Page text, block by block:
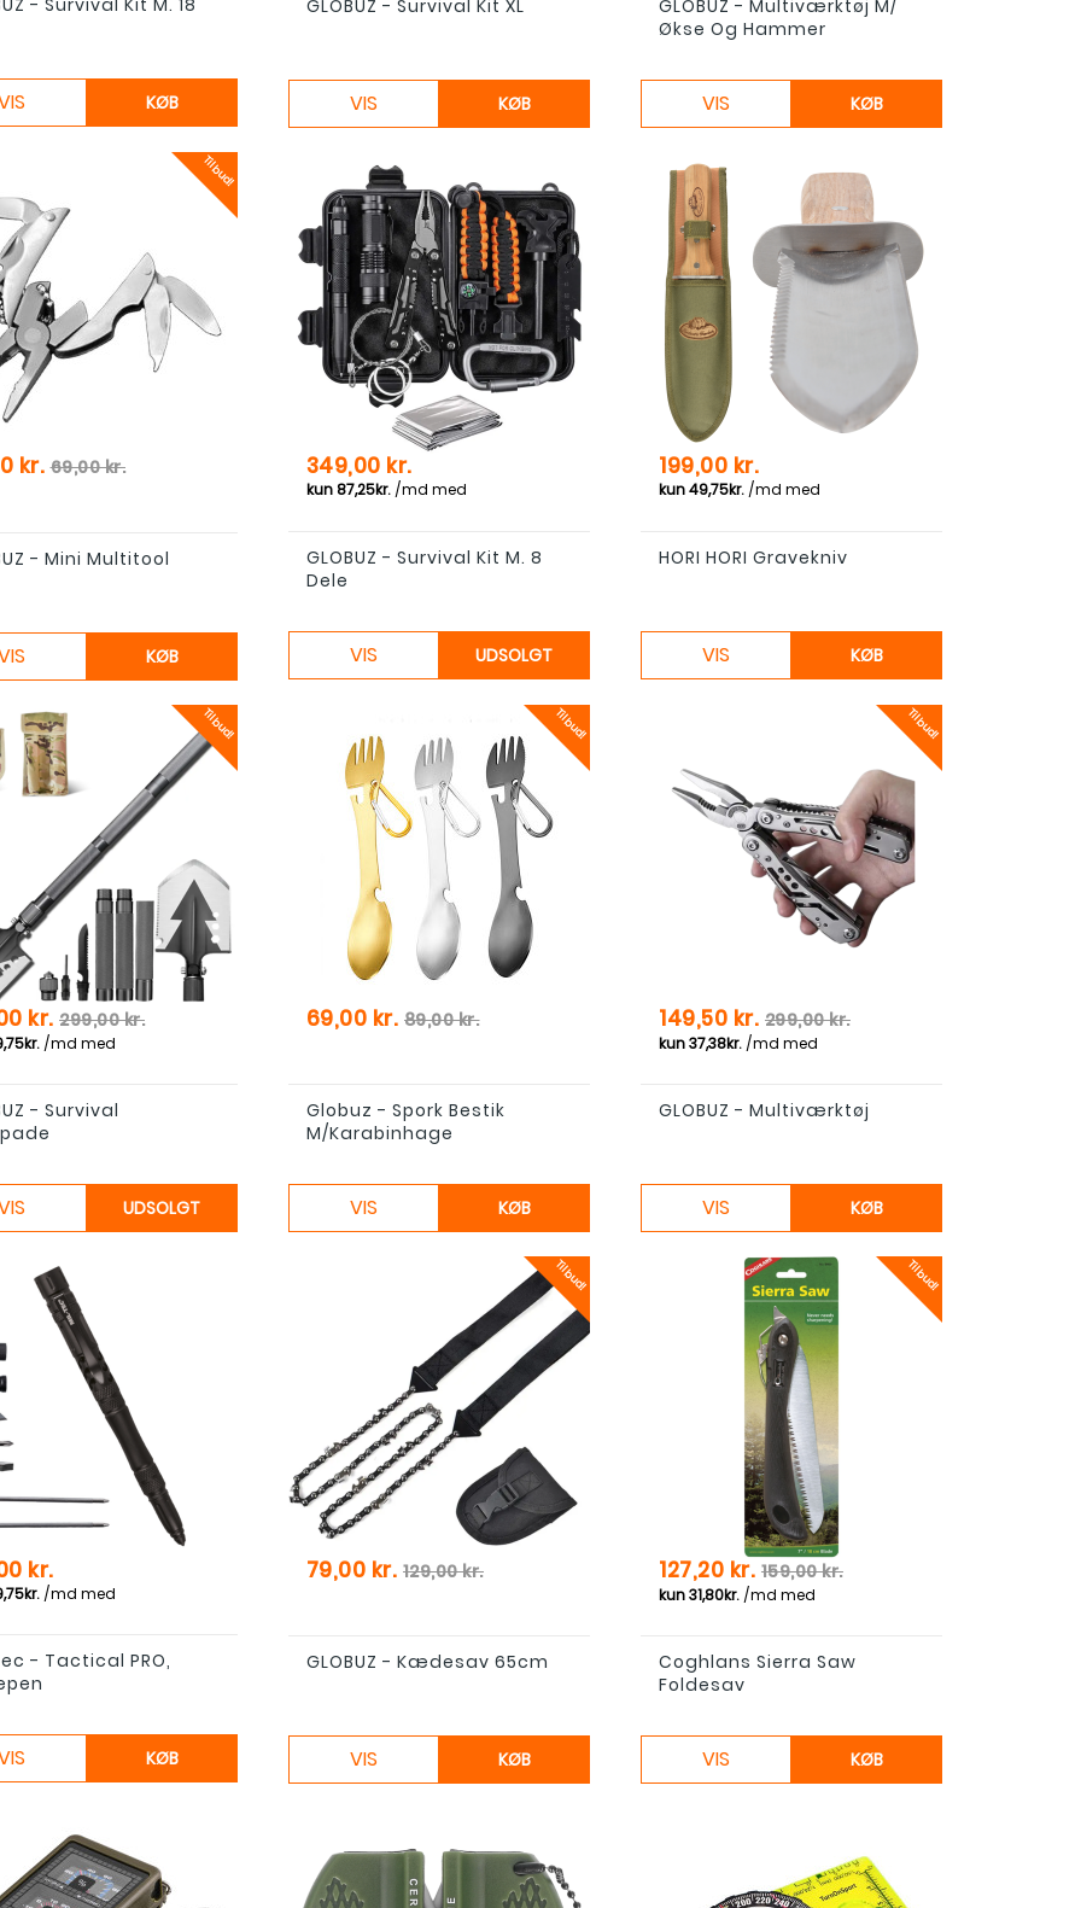
- Survival Kit M. 18
KØB
GLOBUZ - Survival Kit XL
VIS KØB
GLOBUZ - Multiværktøj M/
Økse Og Hammer
VIS KØB
Tilbud!
kr.Normal pris
69,00 kr.
- Mini Multitool
KØB
Pris
349,00 kr.
GLOBUZ - Survival Kit M. 8
Dele
VIS UDSOLGT
Pris
199,00 kr.
HORI HORI Gravekniv
VIS KØB
Tilbud!
kr. Normal pris
299,00 kr.
- Survival
UDSOLGT
Tilbud!
Pris
69,00 kr. Normal pris
89,00 kr.
Globuz - Spork Bestik
M/karabinhage
VIS KØB
Tilbud!
Pris
149,50 kr. Normal pris
299,00 kr.
GLOBUZ - Multiværktøj
VIS KØB
kr.
- Tactical PRO,
KØB
Tilbud!
Pris
79,00 kr. Normal pris
129,00 kr.
GLOBUZ - Kædesav 65cm
VIS KØB
Tilbud!
Pris
127,20 kr. Normal pris
159,00 kr.
Coghlans Sierra Saw
Foldesav
VIS KØB